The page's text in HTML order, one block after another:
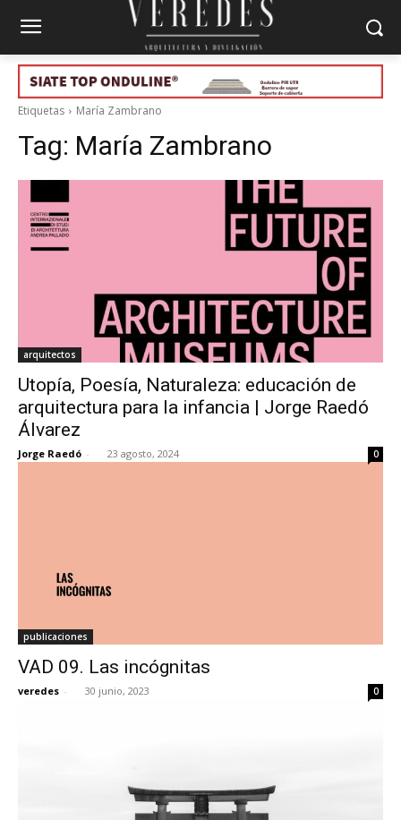
Etiquetas María Zambrano
Tag: María Zambrano
arquitectos
Utopía, Poesía, Naturaleza: educación de
arquitectura para la infancia | Jorge Raedó
Álvarez
Jorge Raedó - 23 agosto, 2024 0
publicaciones
VAD 09. Las incógnitas
veredes - 30 junio, 2023 0